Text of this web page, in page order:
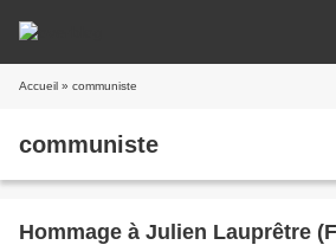
Accueil » communiste
communiste
Hommage à Julien Lauprêtre